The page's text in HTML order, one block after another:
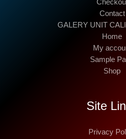
Contact
GALERY UNIT
Home
My
Sample
Shop
Site
Privacy